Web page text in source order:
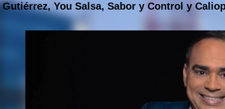
Gutiérrez, You Salsa, Sabor y Control y